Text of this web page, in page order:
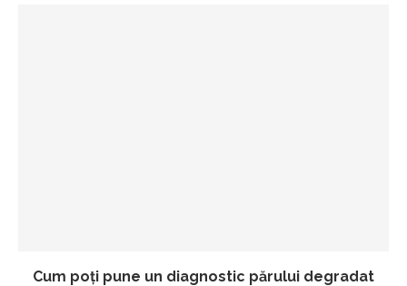
Cum poți pune un diagnostic părului degradat